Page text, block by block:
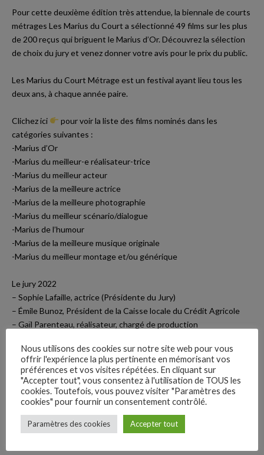
Pour cette deuxième édition très attendue, la biennale de courts
métrages Les Marius du Court a sélectionné 49 films sur les plus
de 200 reçus qui briguent le Marius d’Or. Découvrez la sélection
de choix du jury et venez donner votre avis pour le prix du public.
Les Marius du Court Métrage est un festival ayant lieu tous les
deux ans, à chaque année paire.
Clichez ici
pour voir la liste des films nominés dans les
catégories suivantes :
-Marius d’Or
-Marius du meilleur-e réalisateur-trice
-Marius du meilleur acteur
-Marius de la meilleure actrice
-Marius de la meilleure photographie
-Marius du meilleur scénario/dialogue
-Marius de l’humour
-Marius de la meilleure musique originale
-Marius du meilleur montage et/ou générique
Le jury 2022
– Sophie Lafaille, actrice (Présidente du Jury)
– Émile Bunoz, Président de la Caisse locale du Crédit Agricole
– Gaïl Parenteau, réalisateur, chargé de production
– Meriem Élatra, plasticienne
– Laëticia Scherier, chargée de programmation, Arcueil
– Josiane Arberet, Directrice du pôle culturel d’Arcueil
Entrée libre, réservations conseillées.
Tarifs : Abonnement 10 places 36.50€ – Plein 5.2 € – Réduit 4.75
€ – Matin et moins de 15 ans 3.65 € – Ciné midi 2.75€
Nous utilisons des cookies sur notre site web pour vous
offrir l'expérience la plus pertinente en mémorisant vos
préférences et vos visites répétées. En cliquant sur
"Accepter tout", vous consentez à l'utilisation de TOUS les
cookies. Toutefois, vous pouvez visiter "Paramètres des
cookies" pour fournir un consentement contrôlé.
Paramètres des cookies Accepter tout